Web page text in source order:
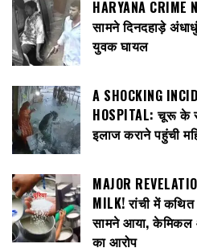
HARYANA CRIME
सामने दिनदहाड़े
युवक घायल
A SHOCKING
HOSPITAL: चूरू के
इलाज कराने पहुंची
MAJOR
MILK! रांची में
सामने आया, केमिकल
का आरोप